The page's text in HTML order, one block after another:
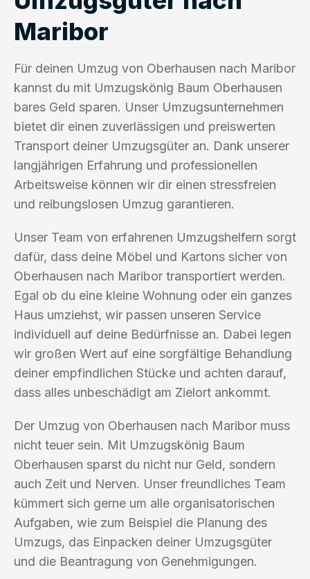
Maribor
Für deinen Umzug von Oberhausen nach Maribor
kannst du mit Umzugskönig Baum Oberhausen
bares Geld sparen. Unser Umzugsunternehmen
bietet dir einen zuverlässigen und preiswerten
Transport deiner Umzugsgüter an. Dank unserer
langjährigen Erfahrung und professionellen
Arbeitsweise können wir dir einen stressfreien
und reibungslosen Umzug garantieren.
Unser Team von erfahrenen Umzugshelfern sorgt
dafür, dass deine Möbel und Kartons sicher von
Oberhausen nach Maribor transportiert werden.
Egal ob du eine kleine Wohnung oder ein ganzes
Haus umziehst, wir passen unseren Service
individuell auf deine Bedürfnisse an. Dabei legen
wir großen Wert auf eine sorgfältige Behandlung
deiner empfindlichen Stücke und achten darauf,
dass alles unbeschädigt am Zielort ankommt.
Der Umzug von Oberhausen nach Maribor muss
nicht teuer sein. Mit Umzugskönig Baum
Oberhausen sparst du nicht nur Geld, sondern
auch Zeit und Nerven. Unser freundliches Team
kümmert sich gerne um alle organisatorischen
Aufgaben, wie zum Beispiel die Planung des
Umzugs, das Einpacken deiner Umzugsgüter
und die Beantragung von Genehmigungen.